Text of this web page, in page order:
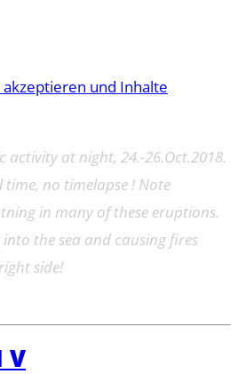
und Inhalte
at night, 24.-26.Oct.2018.
no timelapse ! Note
in many of these eruptions.
the sea and causing fires
side!
V